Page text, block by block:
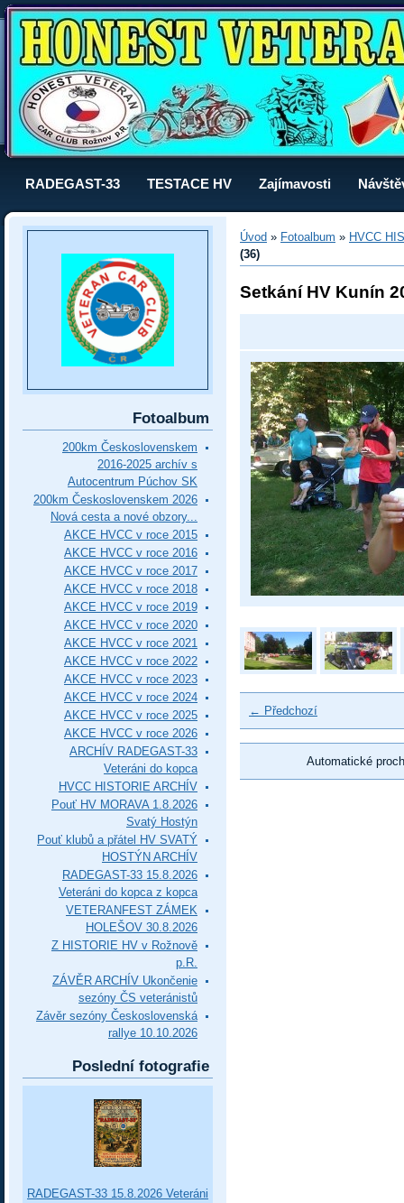
RADEGAST-33 TESTACE HV Zajímavosti
Úvod » Fotoalbum » HVCC
(36)
Setkání HV Kunín
← Předchozí
Automatické
Fotoalbum
200km Československem
2016-2025 archív s
Autocentrum Púchov SK
200km Československem 2026
Nová cesta a nové obzory...
AKCE HVCC v roce 2015
AKCE HVCC v roce 2016
AKCE HVCC v roce 2017
AKCE HVCC v roce 2018
AKCE HVCC v roce 2019
AKCE HVCC v roce 2020
AKCE HVCC v roce 2021
AKCE HVCC v roce 2022
AKCE HVCC v roce 2023
AKCE HVCC v roce 2024
AKCE HVCC v roce 2025
AKCE HVCC v roce 2026
ARCHÍV RADEGAST-33
Veteráni do kopca
HVCC HISTORIE ARCHÍV
Pouť HV MORAVA 1.8.2026
Svatý Hostýn
Pouť klubů a přátel HV SVATÝ
HOSTÝN ARCHÍV
RADEGAST-33 15.8.2026
Veteráni do kopca z kopca
VETERANFEST ZÁMEK
HOLEŠOV 30.8.2026
Z HISTORIE HV v Rožnově
p.R.
ZÁVĚR ARCHÍV Ukončenie
sezóny ČS veteránistů
Závěr sezóny Československá
rallye 10.10.2026
Poslední fotografie
RADEGAST-33 15.8.2026 Veteráni